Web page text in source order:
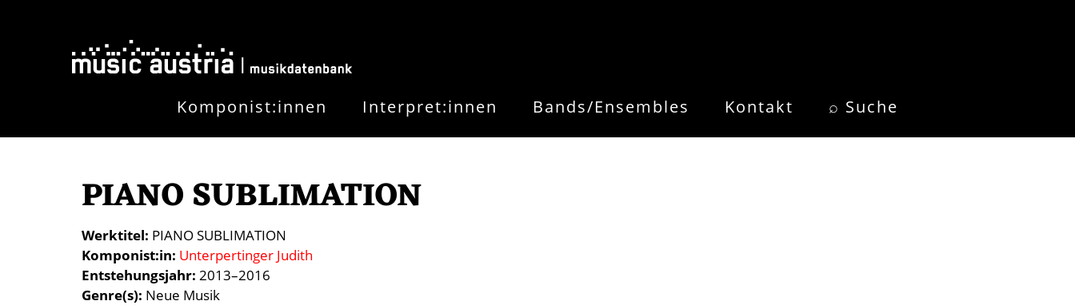
Komponist:innen Interpret:innen Bands/Ensembles Kontakt ⌕ Suche
PIANO SUBLIMATION
Werktitel PIANO SUBLIMATION
Komponist:in Unterpertinger Judith
Entstehungsjahr 2013–2016
Genre(s) Neue Musik